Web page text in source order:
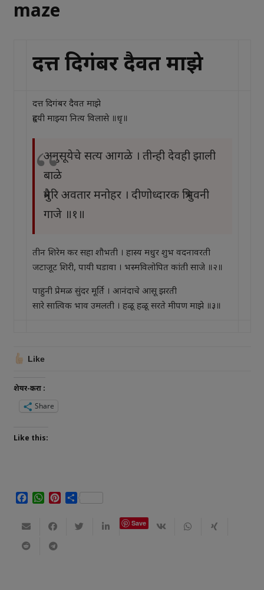
maze
दत्त दिगंबर दैवत माझे
दत्त दिगंबर दैवत माझे
हृदयी माझ्या नित्य विलासे ॥धृ॥
अनुसूयेचे सत्य आगळे । तीन्ही देवही झाली
बाळे
त्रैमुरि अवतार मनोहर । दीणोध्दारक त्रिभुवनी
गाजे ॥१॥
तीन शिरेम कर सहा शौभती । हास्य मधुर शुभ वदनावरती
जटाजूट शिरी, पायी घडावा । भस्मविलोपित कांती साजे ॥२॥
पाहुनी प्रेमळ सुंदर मूर्ति । आनंदाचे आसू झरती
सारे सात्विक भाव उमलती । हळू हळू सरते मीपण माझे ॥३॥
Like
शेयर-करा :
Share
Like this:
Facebook
WhatsApp
Pinterest
Share
Save